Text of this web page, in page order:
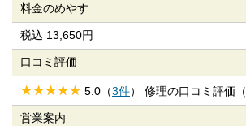
料金のめやす
税込 13,650円
口コミ評価
5.0（3件） 修理の口コミ評価（
営業案内